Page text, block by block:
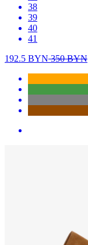
38
39
40
41
192.5 BYN350BYN